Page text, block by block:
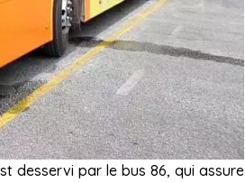
desservi par le bus 86, qui assure